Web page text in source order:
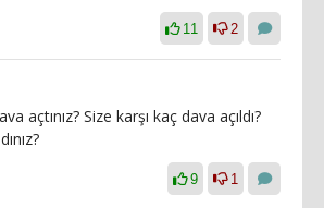
11 2
açtınız? Size karşı kaç dava açıldı?
9 1